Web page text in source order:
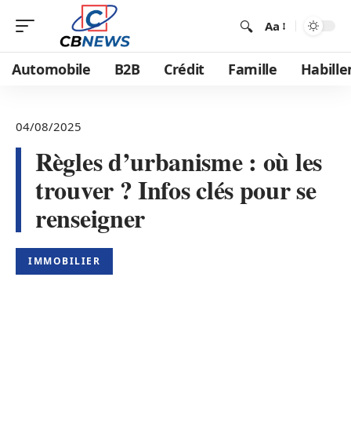
Aa
Automobile B2B Crédit Famille
04/08/2025
Règles d’urbanisme : où les
trouver ? Infos clés pour se
renseigner
IMMOBILIER